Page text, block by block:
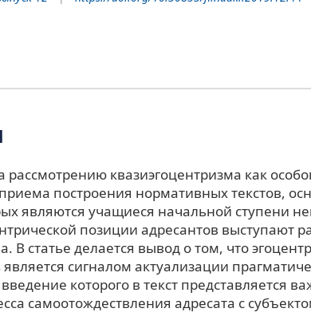
рассмотрению квазиэгоцентризма как
построения нормативных текстов,
являются учащиеся начальной ступени
позиции адресантов выступают
В статье делается вывод о том, что
сигналом актуализации
которого в текст представляется
самоотождествления адресата с